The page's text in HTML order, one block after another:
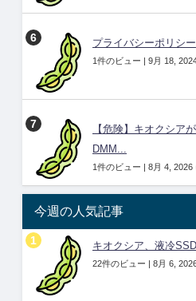
プライバシーポリシ
1件のビュー | 9月 18,
【危険】キオクシア
DMM...
1件のビュー | 8月 4, 2026
今週の人気記事
キオクシア、液冷
22件のビュー | 8月 6,